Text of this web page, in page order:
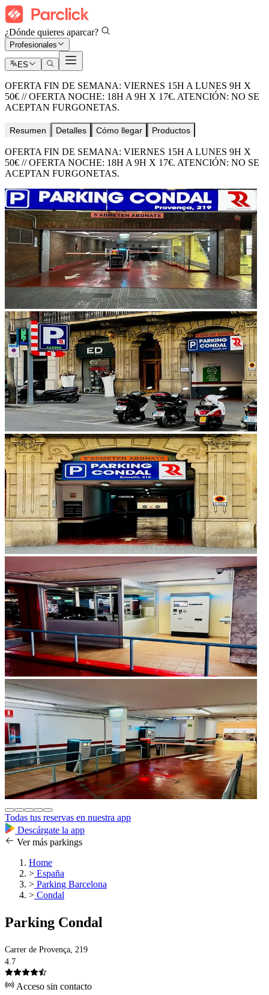
¿Dónde quieres aparcar?
Profesionales
ES
OFERTA FIN DE SEMANA: VIERNES 15H A LUNES 9H X
50€ // OFERTA NOCHE: 18H A 9H X 17€. ATENCIÓN: NO SE
ACEPTAN FURGONETAS.
Resumen Detalles Cómo llegar Productos
OFERTA FIN DE SEMANA: VIERNES 15H A LUNES 9H X
50€ // OFERTA NOCHE: 18H A 9H X 17€. ATENCIÓN: NO SE
ACEPTAN FURGONETAS.
Todas tus reservas en nuestra app
Descárgate la app
Ver más parkings
Home
> España
> Parking Barcelona
> Condal
Parking Condal
Carrer de Provença, 219
4.7
Acceso sin contacto